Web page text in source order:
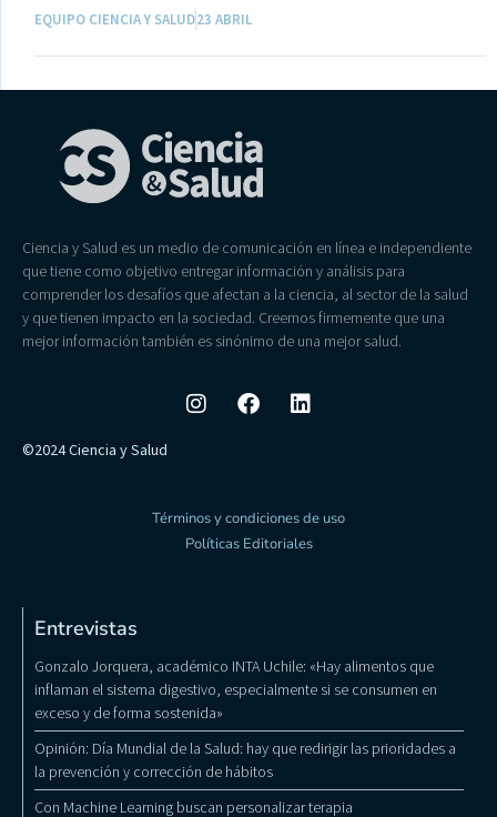
EQUIPO CIENCIA Y SALUD23 ABRIL
Ciencia y Salud es un medio de comunicación en línea e independiente
que tiene como objetivo entregar información y análisis para
comprender los desafíos que afectan a la ciencia, al sector de la salud
y que tienen impacto en la sociedad. Creemos firmemente que una
mejor información también es sinónimo de una mejor salud.
©2024 Ciencia y Salud
Términos y condiciones de uso
Políticas Editoriales
Entrevistas
Gonzalo Jorquera, académico INTA Uchile: «Hay alimentos que
inflaman el sistema digestivo, especialmente si se consumen en
exceso y de forma sostenida»
Opinión: Día Mundial de la Salud: hay que redirigir las prioridades a
la prevención y corrección de hábitos
Con Machine Learning buscan personalizar terapia